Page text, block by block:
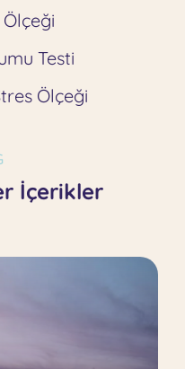
Testi
Ölçeği
İçerikler